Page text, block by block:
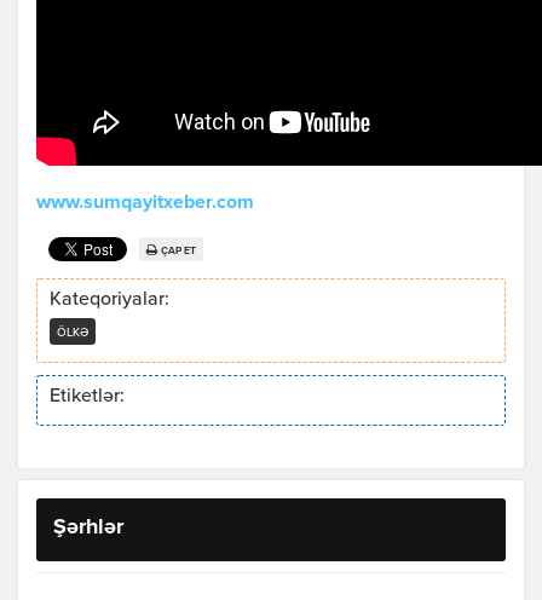
www.sumqayitxeber.com
ÇAP ET
Kateqoriyalar:
ÖLKƏ
Etiketlər:
Şərhlər